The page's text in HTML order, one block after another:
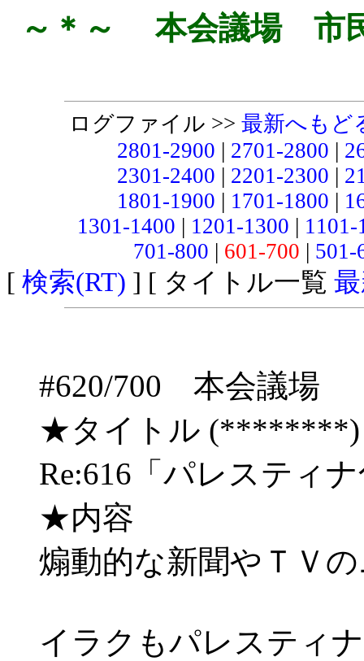
～＊～ 本会議場 市
ログファイル >> 最新へもど
2801-2900 | 2701-2800 |
2301-2400 | 2201-2300 |
1801-1900 | 1701-1800 |
1301-1400 | 1201-1300 |
701-800 | 601-700 |
[ 検索(RT) ] [ タイトル一覧
#620/700 本会議
★タイトル (********)
Re:616「パレスティ
★内容
煽動的な新聞やＴＶ
イラクもパレスティ